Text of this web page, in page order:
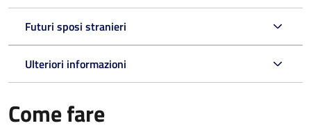
Futuri sposi stranieri
Ulteriori informazioni
Come fare